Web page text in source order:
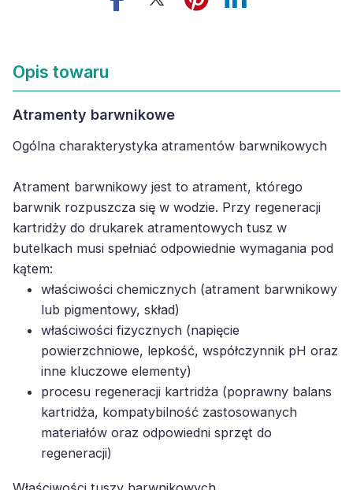
Opis towaru
Atramenty barwnikowe
Ogólna charakterystyka atramentów barwnikowych
Atrament barwnikowy jest to atrament, którego
barwnik rozpuszcza się w wodzie. Przy regeneracji
kartridży do drukarek atramentowych tusz w
butelkach musi spełniać odpowiednie wymagania pod
kątem:
właściwości chemicznych (atrament barwnikowy
lub pigmentowy, skład)
właściwości fizycznych (napięcie
powierzchniowe, lepkość, współczynnik pH oraz
inne kluczowe elementy)
procesu regeneracji kartridża (poprawny balans
kartridża, kompatybilność zastosowanych
materiałów oraz odpowiedni sprzęt do
regeneracji)